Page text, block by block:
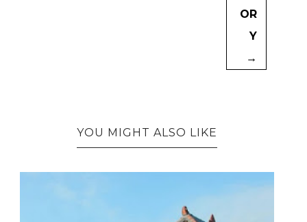
OR
Y
→
YOU MIGHT ALSO LIKE